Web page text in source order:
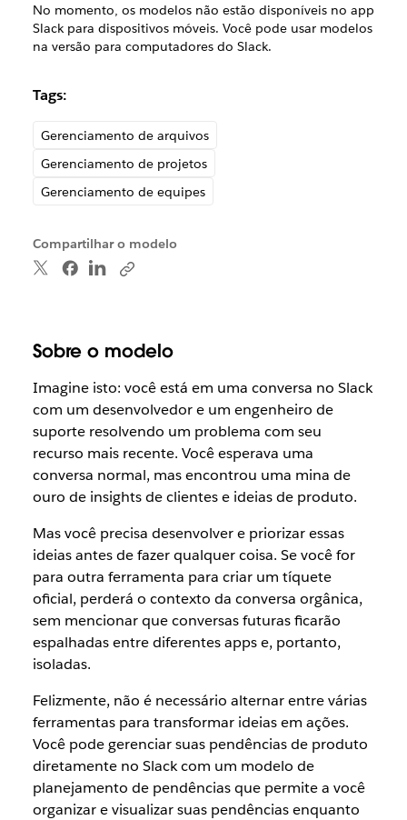
No momento, os modelos não estão disponíveis no app
Slack para dispositivos móveis. Você pode usar modelos
na versão para computadores do Slack.
Tags:
Gerenciamento de arquivos
Gerenciamento de projetos
Gerenciamento de equipes
Compartilhar o modelo
Sobre o modelo
Imagine isto: você está em uma conversa no Slack
com um desenvolvedor e um engenheiro de
suporte resolvendo um problema com seu
recurso mais recente. Você esperava uma
conversa normal, mas encontrou uma mina de
ouro de insights de clientes e ideias de produto.
Mas você precisa desenvolver e priorizar essas
ideias antes de fazer qualquer coisa. Se você for
para outra ferramenta para criar um tíquete
oficial, perderá o contexto da conversa orgânica,
sem mencionar que conversas futuras ficarão
espalhadas entre diferentes apps e, portanto,
isoladas.
Felizmente, não é necessário alternar entre várias
ferramentas para transformar ideias em ações.
Você pode gerenciar suas pendências de produto
diretamente no Slack com um modelo de
planejamento de pendências que permite a você
organizar e visualizar suas pendências enquanto